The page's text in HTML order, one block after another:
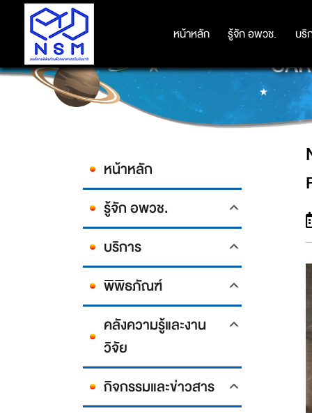
หน้าหลัก รู้จัก อพวช. บริ
หน้าหลัก รู้จัก อพวช. บริ
NSM ร่วมเวทีนานาชาติในงาน
หน้าหลัก
รู้จัก อพวช.
บริการ
พิพิธภัณฑ์
คลังความรู้และงาน
วิจัย
กิจกรรมและข่าวสาร